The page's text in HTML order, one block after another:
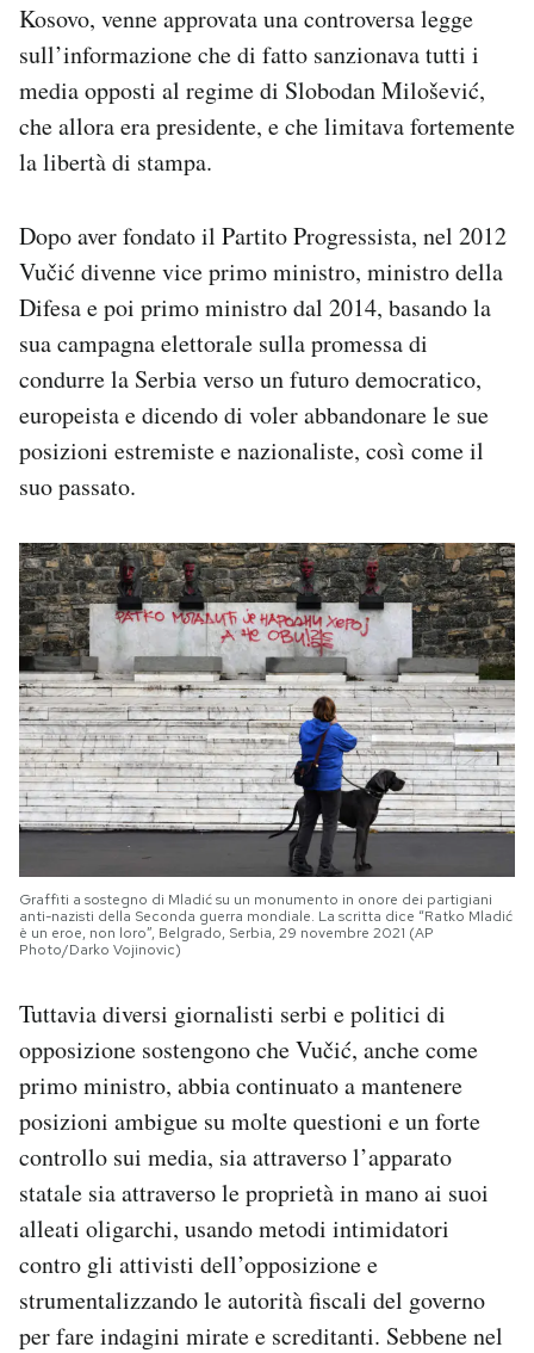
Kosovo, venne approvata una controversa legge
sull’informazione che di fatto sanzionava tutti i
media opposti al regime di Slobodan Milošević,
che allora era presidente, e che limitava fortemente
la libertà di stampa.
Dopo aver fondato il Partito Progressista, nel 2012
Vučić divenne vice primo ministro, ministro della
Difesa e poi primo ministro dal 2014, basando la
sua campagna elettorale sulla promessa di
condurre la Serbia verso un futuro democratico,
europeista e dicendo di voler abbandonare le sue
posizioni estremiste e nazionaliste, così come il
suo passato.
Graffiti a sostegno di Mladić su un monumento in onore dei partigiani
anti-nazisti della Seconda guerra mondiale. La scritta dice “Ratko Mladić
è un eroe, non loro”, Belgrado, Serbia, 29 novembre 2021 (AP
Photo/Darko Vojinovic)
Tuttavia diversi giornalisti serbi e politici di
opposizione sostengono che Vučić, anche come
primo ministro, abbia continuato a mantenere
posizioni ambigue su molte questioni e un forte
controllo sui media, sia attraverso l’apparato
statale sia attraverso le proprietà in mano ai suoi
alleati oligarchi, usando metodi intimidatori
contro gli attivisti dell’opposizione e
strumentalizzando le autorità fiscali del governo
per fare indagini mirate e screditanti. Sebbene nel